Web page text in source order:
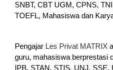
SNBT, CBT UGM, CPNS,
TOEFL, Mahasiswa dan
Pengajar Les Privat MATRIX
guru, mahasiswa berprestasi
IPB, STAN, STIS, UNJ,